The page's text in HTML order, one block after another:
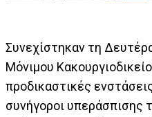
Συνεχίστηκαν τη
Μόνιμου
προδικαστικές
συνήγοροι